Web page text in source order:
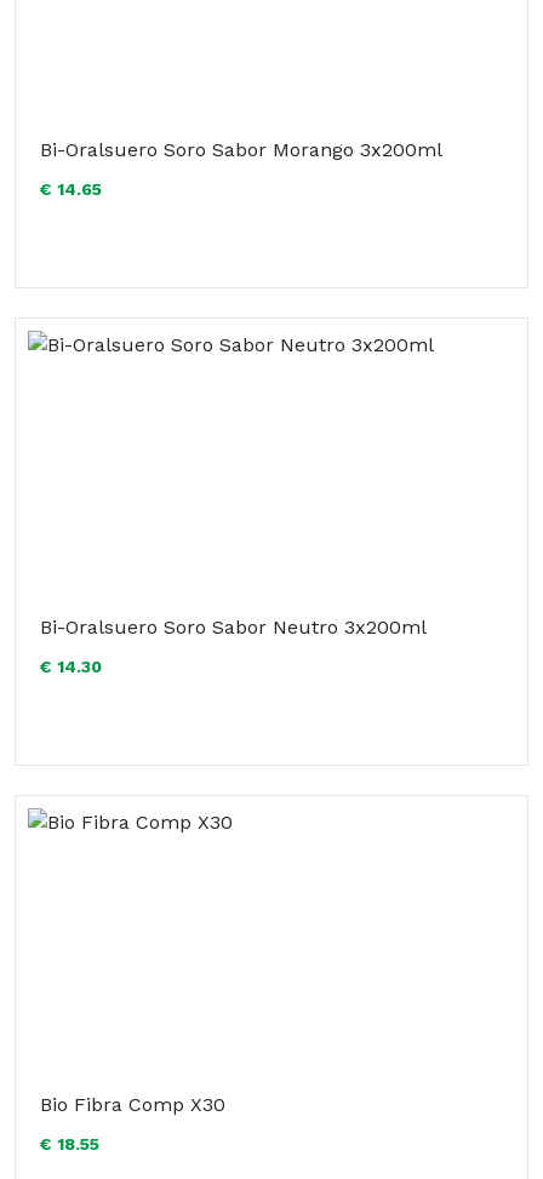
Bi-Oralsuero Soro Sabor Morango 3x200ml
€ 14.65
Bi-Oralsuero Soro Sabor Neutro 3x200ml
€ 14.30
Bio Fibra Comp X30
€ 18.55